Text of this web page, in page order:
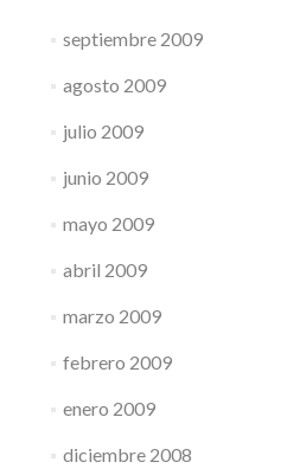
septiembre 2009
agosto 2009
julio 2009
junio 2009
mayo 2009
abril 2009
marzo 2009
febrero 2009
enero 2009
diciembre 2008